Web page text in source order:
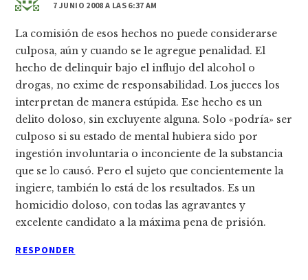
7 JUNIO 2008 A LAS 6:37 AM
La comisión de esos hechos no puede considerarse
culposa, aún y cuando se le agregue penalidad. El
hecho de delinquir bajo el influjo del alcohol o
drogas, no exime de responsabilidad. Los jueces los
interpretan de manera estúpida. Ese hecho es un
delito doloso, sin excluyente alguna. Solo «podrí­a» ser
culposo si su estado de mental hubiera sido por
ingestión involuntaria o inconciente de la substancia
que se lo causó. Pero el sujeto que concientemente la
ingiere, también lo está de los resultados. Es un
homicidio doloso, con todas las agravantes y
excelente candidato a la máxima pena de prisión.
RESPONDER